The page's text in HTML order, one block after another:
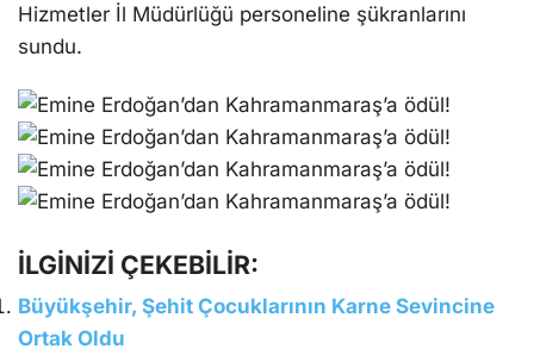
Hizmetler İl Müdürlüğü personeline şükranlarını
sundu.
İLGİNİZİ ÇEKEBİLİR:
Büyükşehir, Şehit Çocuklarının Karne Sevincine
Ortak Oldu